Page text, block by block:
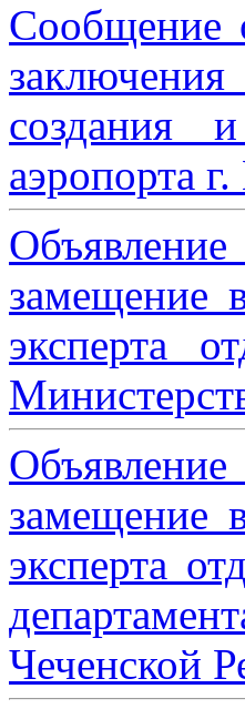
Сообщение
создания
аэропорта
замещение
эксперта
замещение
эксперта
Чеченской